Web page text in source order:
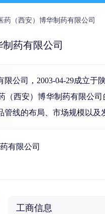
药（西安）博华制药有限公司
药有限公司
公司，2003-04-29成立
（西安）博华制药有限公
管线的布局、市场规模以及
有限公司
工商信息